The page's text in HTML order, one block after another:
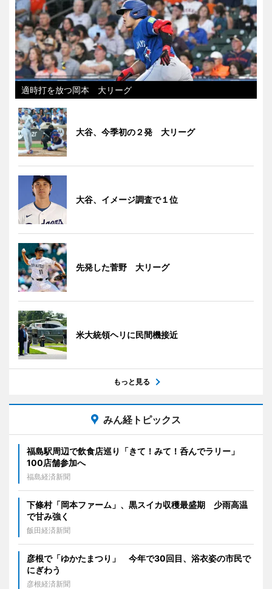
適時打を放つ岡本 大リーグ
大谷、今季初の２発 大リーグ
大谷、イメージ調査で１位
先発した菅野 大リーグ
米大統領ヘリに民間機接近
もっと見る
みん経トピックス
福島駅周辺で飲食店巡り「きて！みて！呑んでラリー」
100店舗参加へ
福島経済新聞
下條村「岡本ファーム」、黒スイカ収穫最盛期 少雨高温
で甘み強く
飯田経済新聞
彦根で「ゆかたまつり」 今年で30回目、浴衣姿の市民で
にぎわう
彦根経済新聞